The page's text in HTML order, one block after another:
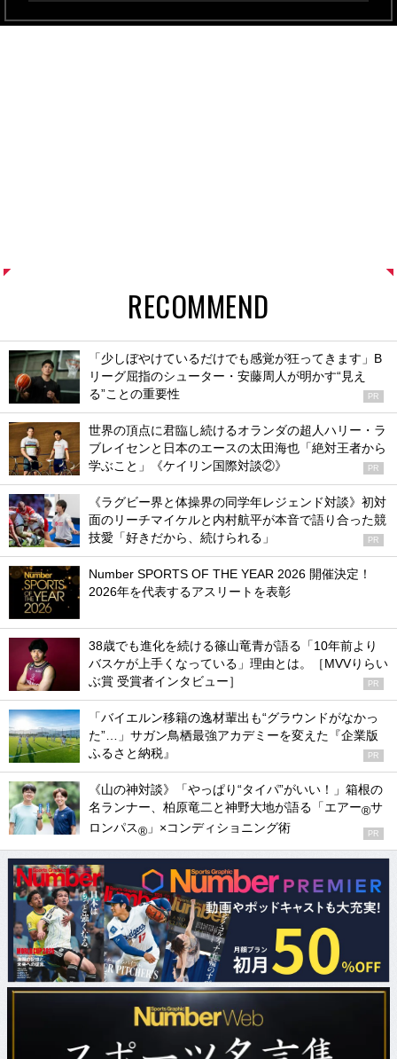
RECOMMEND
「少しぼやけているだけでも感覚が狂ってきます」B
リーグ屈指のシューター・安藤周人が明かす“見え
る”ことの重要性
PR
世界の頂点に君臨し続けるオランダの超人ハリー・ラ
ブレイセンと日本のエースの太田海也「絶対王者から
学ぶこと」《ケイリン国際対談②》
PR
《ラグビー界と体操界の同学年レジェンド対談》初対
面のリーチマイケルと内村航平が本音で語り合った競
技愛「好きだから、続けられる」
PR
Number SPORTS OF THE YEAR 2026 開催決定！
2026年を代表するアスリートを表彰
38歳でも進化を続ける篠山竜青が語る「10年前より
バスケが上手くなっている」理由とは。［MVVりらい
ぶ賞 受賞者インタビュー］
PR
「バイエルン移籍の逸材輩出も“グラウンドがなかっ
た”…」サガン鳥栖最強アカデミーを変えた『企業版
ふるさと納税』
PR
《山の神対談》「やっぱり“タイパ”がいい！」箱根の
名ランナー、柏原竜二と神野大地が語る「エアー®サ
ロンパス® 」×コンディショニング術 PR